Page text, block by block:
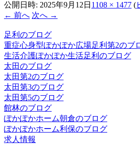
公開日時: 2025年9月12日 1108 × 1477 (
← 前へ 次へ →
足利のブログ
重症心身型ぽかぽか広場足利第2のブ
生活介護ぽかぽか生活足利のブログ
太田のブログ
太田第2のブログ
太田第3のブログ
太田第5のブログ
館林のブログ
ぽかぽかホーム朝倉のブログ
ぽかぽかホーム利保のブログ
求人情報